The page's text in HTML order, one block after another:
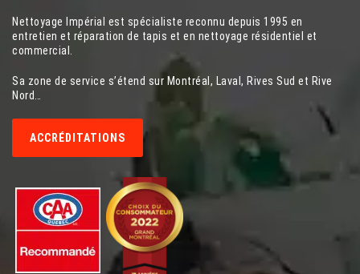
Nettoyage Impérial est spécialiste reconnu depuis 1995 en
entretien et réparation de tapis et en nettoyage résidentiel et
commercial.
Sa zone de service s’étend sur Montréal, Laval, Rives Sud et Rive
Nord…
ACCRÉDITATIONS